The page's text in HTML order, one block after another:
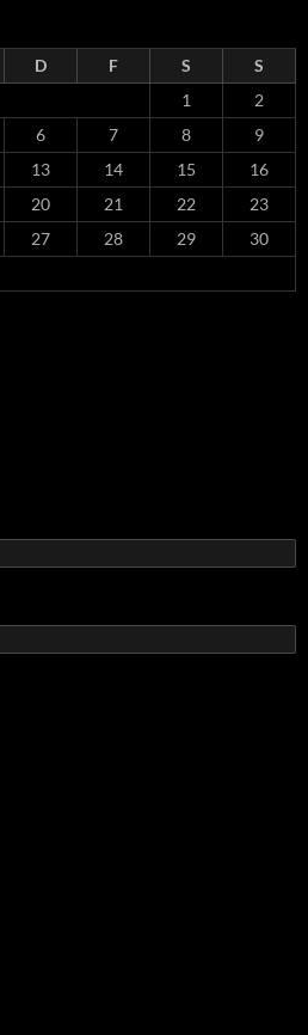
D F S
S
1
2
6 7 8
9
13 14 15
16
20 21 22
23
27 28 29
30